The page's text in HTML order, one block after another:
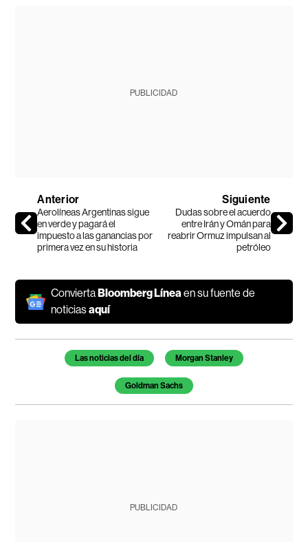
PUBLICIDAD
Anterior
Aerolíneas Argentinas sigue
en verde y pagará el
impuesto a las ganancias por
primera vez en su historia
Siguiente
Dudas sobre el acuerdo
entre Irán y Omán para
reabrir Ormuz impulsan al
petróleo
Convierta Bloomberg Líneaen su fuente de
noticiasaquí
Temas de este artículo
Las noticias del día Morgan Stanley
Goldman Sachs
PUBLICIDAD